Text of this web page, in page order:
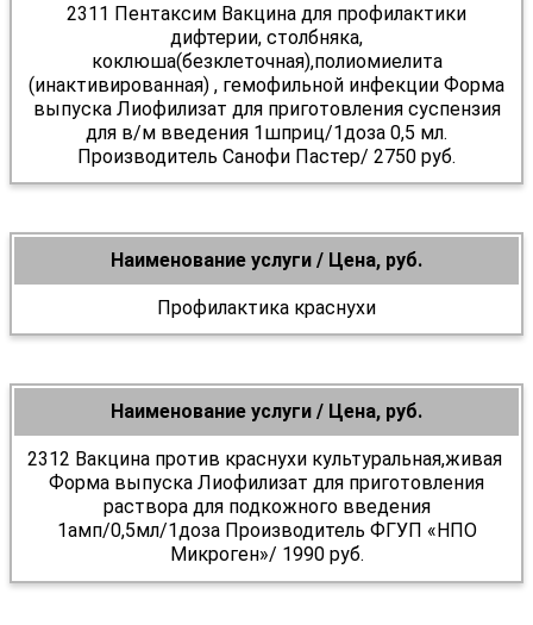
2311 Пентаксим Вакцина для профилактики
дифтерии, столбняка,
коклюша(безклеточная),полиомиелита
(инактивированная) , гемофильной инфекции Форма
выпуска Лиофилизат для приготовления суспензия
для в/м введения 1шприц/1доза 0,5 мл.
Производитель Санофи Пастер/ 2750 руб.
Наименование услуги / Цена, руб.
Профилактика краснухи
Наименование услуги / Цена, руб.
2312 Вакцина против краснухи культуральная,живая
Форма выпуска Лиофилизат для приготовления
раствора для подкожного введения
1амп/0,5мл/1доза Производитель ФГУП «НПО
Микроген»/ 1990 руб.